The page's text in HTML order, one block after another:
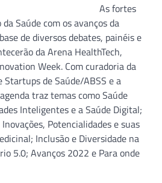
As fortes
Saúde com os avanços da
de diversos debates, painéis e
da Arena HealthTech,
Week. Com curadoria da
Startups de Saúde/ABSS e a
traz temas como Saúde
Inteligentes e a Saúde Digital;
Potencialidades e suas
Inclusão e Diversidade na
5.0; Avanços 2022 e Para onde